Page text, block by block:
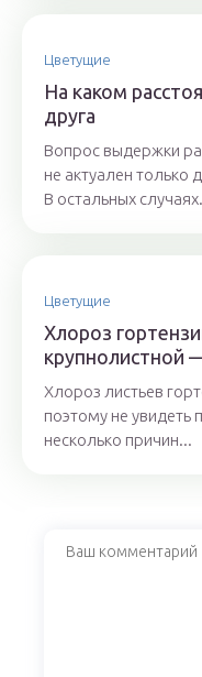
Цветущие
На каком
друга
Вопрос выдержки
не актуален только
В остальных
Цветущие
Хлороз
крупнолистной
Хлороз листьев
поэтому не
несколько причин...